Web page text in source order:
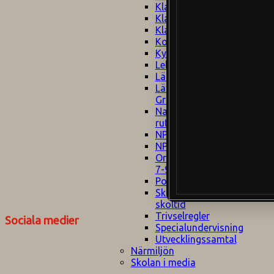
Klagomålspolicy
Klassföräldramöte
Klassutflykter
Konsekvenstrappa
Kyrkobesök
Lektionsanalys
Läromedelspolicy
Läxor på
Gripsholmsskolan
Nationella prov,
rutiner
NPF-certifirering 1
NPF certifiering 2
Ordningsregler åk
7-9
Policy om prövning
Skada under
skoltid
Trivselregler
Specialundervisning
Utvecklingssamtal
Närmiljön
Skolan i media
Sociala medier